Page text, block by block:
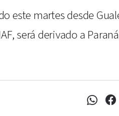
este martes desde
será derivado a